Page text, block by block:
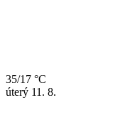
35/17 °C
úterý 11. 8.